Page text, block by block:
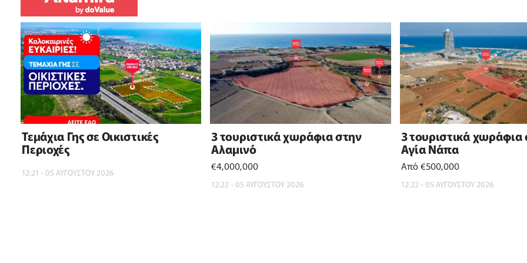
Τεμάχια Γης σε Οικιστικές
Περιοχές
12:21 - 05 ΑΥΓΟΥΣΤΟΥ 2026
3 τουριστικά χωράφια στην
Αλαμινό
€4,000,000
12:22 - 05 ΑΥΓΟΥΣΤΟΥ 2026
3 τουριστικά χωράφια
Αγία Νάπα
Από €500,000
12:22 - 05 ΑΥΓΟΥΣΤΟΥ 2026